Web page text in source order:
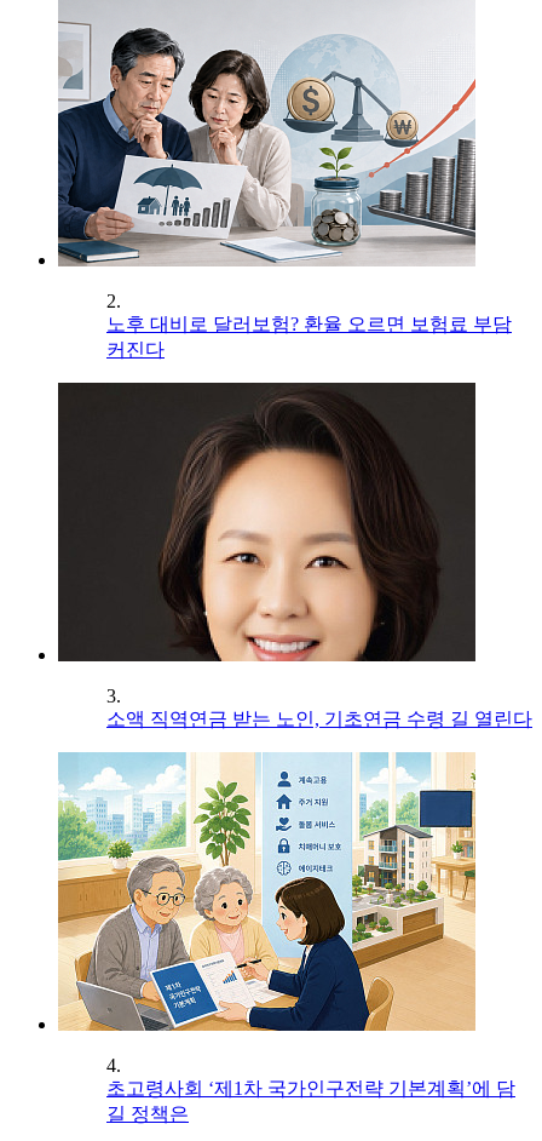
2.
노후 대비로 달러보험? 환율 오르면 보험료 부담
커진다
3.
소액 직역연금 받는 노인, 기초연금 수령 길 열린다
4.
초고령사회 ‘제1차 국가인구전략 기본계획’에 담
길 정책은